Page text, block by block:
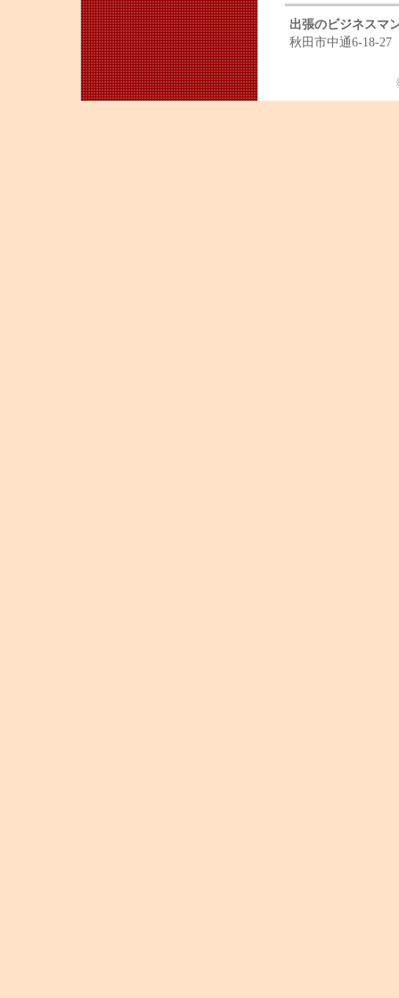
出張のビジネスマ
秋田市中通6-18-